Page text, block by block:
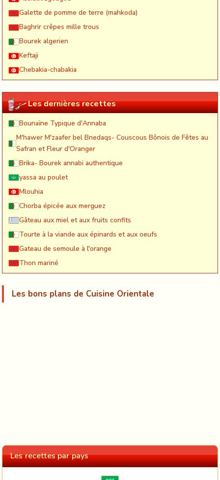
Galette de pomme de terre (mahkoda)
Baghrir crêpes mille trous
Bourek algerien
Keftaji
Chebakia-chabakia
Les dernières recettes
Bounaïne Typique d'Annaba
M'hawer M'zaafer bel Bnedaqs- Couscous Bônois de Fêtes au
Safran et Fleur d'Oranger
Brika- Bourek annabi authentique
yassa au poulet
Mlouhia
Chorba épicée aux merguez
Gâteau aux miel et aux fruits confits
Tourte à la viande aux épinards et aux oeufs
Gateau de semoule à l'orange
Thon mariné
Les bons plans de Cuisine Orientale
Les recettes par pays